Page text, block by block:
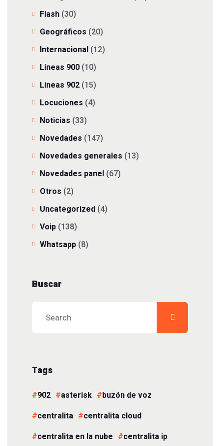
Flash (30)
Geográficos (20)
Internacional (12)
Lineas 900 (10)
Lineas 902 (15)
Locuciones (4)
Noticias (33)
Novedades (147)
Novedades generales (13)
Novedades panel (67)
Otros (2)
Uncategorized (4)
Voip (138)
Whatsapp (8)
Buscar
Tags
902 asterisk
buzón de voz
centralita
centralita cloud
centralita en la nube
centralita ip